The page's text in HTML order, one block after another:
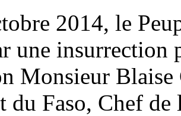
2014, le
une insurrection
Monsieur Blaise
du Faso, Chef de